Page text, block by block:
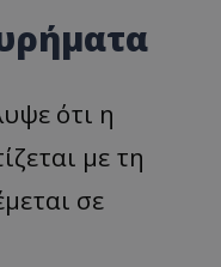
ότι η
με τη
σε